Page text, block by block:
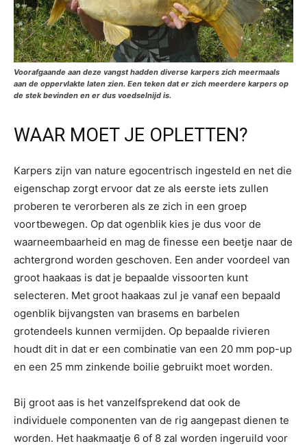
Voorafgaande aan deze vangst hadden diverse karpers zich meermaals
aan de oppervlakte laten zien. Een teken dat er zich meerdere karpers op
de stek bevinden en er dus voedselnijd is.
WAAR MOET JE OPLETTEN?
Karpers zijn van nature egocentrisch ingesteld en net die
eigenschap zorgt ervoor dat ze als eerste iets zullen
proberen te verorberen als ze zich in een groep
voortbewegen. Op dat ogenblik kies je dus voor de
waarneembaarheid en mag de finesse een beetje naar de
achtergrond worden geschoven. Een ander voordeel van
groot haakaas is dat je bepaalde vissoorten kunt
selecteren. Met groot haakaas zul je vanaf een bepaald
ogenblik bijvangsten van brasems en barbelen
grotendeels kunnen vermijden. Op bepaalde rivieren
houdt dit in dat er een combinatie van een 20 mm pop-up
en een 25 mm zinkende boilie gebruikt moet worden.
Bij groot aas is het vanzelfsprekend dat ook de
individuele componenten van de rig aangepast dienen te
worden. Het haakmaatje 6 of 8 zal worden ingeruild voor